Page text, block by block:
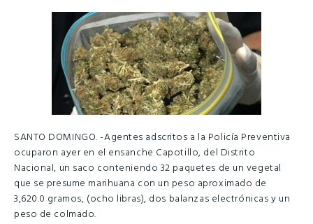
SANTO DOMINGO. -Agentes adscritos a la Policía Preventiva
ocuparon ayer en el ensanche Capotillo, del Distrito
Nacional, un saco conteniendo 32 paquetes de un vegetal
que se presume marihuana con un peso aproximado de
3,620.0 gramos, (ocho libras), dos balanzas electrónicas y un
peso de colmado.